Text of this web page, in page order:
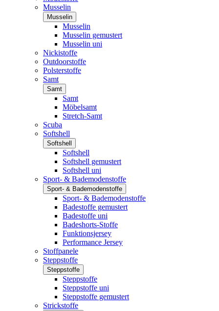
Musselin
Musselin
Musselin
Musselin gemustert
Musselin uni
Nickistoffe
Outdoorstoffe
Polsterstoffe
Samt
Samt
Samt
Möbelsamt
Stretch-Samt
Scuba
Softshell
Softshell
Softshell
Softshell gemustert
Softshell uni
Sport- & Bademodenstoffe
Sport- & Bademodenstoffe
Sport- & Bademodenstoffe
Badestoffe gemustert
Badestoffe uni
Badeshorts-Stoffe
Funktionsjersey
Performance Jersey
Stoffpanele
Steppstoffe
Steppstoffe
Steppstoffe
Steppstoffe uni
Steppstoffe gemustert
Strickstoffe